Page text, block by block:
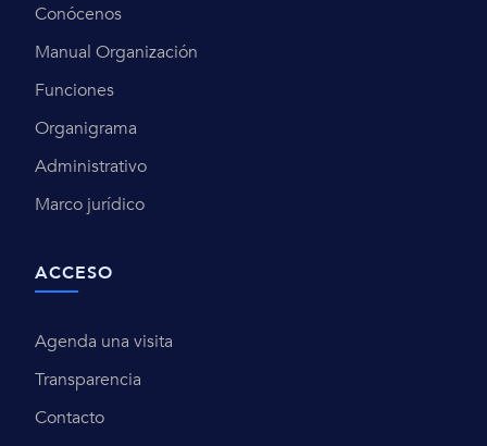
Conócenos
Manual Organización
Funciones
Organigrama
Administrativo
Marco jurídico
ACCESO
Agenda una visita
Transparencia
Contacto